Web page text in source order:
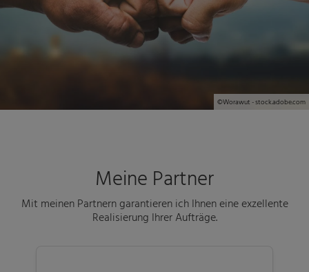
©Worawut - stock.adobe.com
Meine Partner
Mit meinen Partnern garantieren ich Ihnen eine exzellente
Realisierung Ihrer Aufträge.